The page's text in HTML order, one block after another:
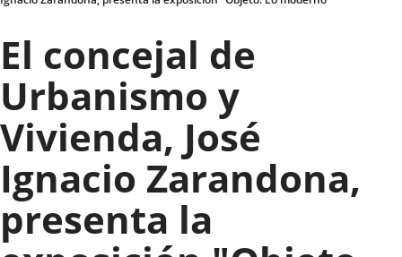
de
Valladolid
El concejal de
Urbanismo y
Vivienda, José
Ignacio Zarandona,
presenta la